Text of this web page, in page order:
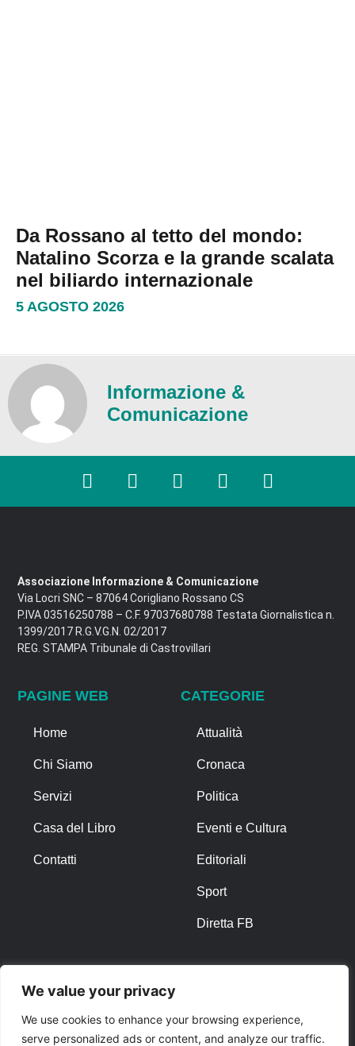
We value your privacy
We use cookies to enhance your browsing experience,
serve personalized ads or content, and analyze our traffic.
Da Rossano al tetto del mondo:
Natalino Scorza e la grande scalata
nel biliardo internazionale
5 AGOSTO 2026
Informazione &
Comunicazione
Associazione Informazione & Comunicazione
Via Locri SNC – 87064 Corigliano Rossano CS
P.IVA 03516250788 – C.F. 97037680788 Testata Giornalistica n.
1399/2017 R.G.V.G.N. 02/2017
REG. STAMPA Tribunale di Castrovillari
PAGINE WEB
Home
Chi Siamo
Servizi
Casa del Libro
Contatti
CATEGORIE
Attualità
Cronaca
Politica
Eventi e Cultura
Editoriali
Sport
Diretta FB
Privacy Policy